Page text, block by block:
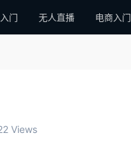
门 无人直播 电商入门
Views